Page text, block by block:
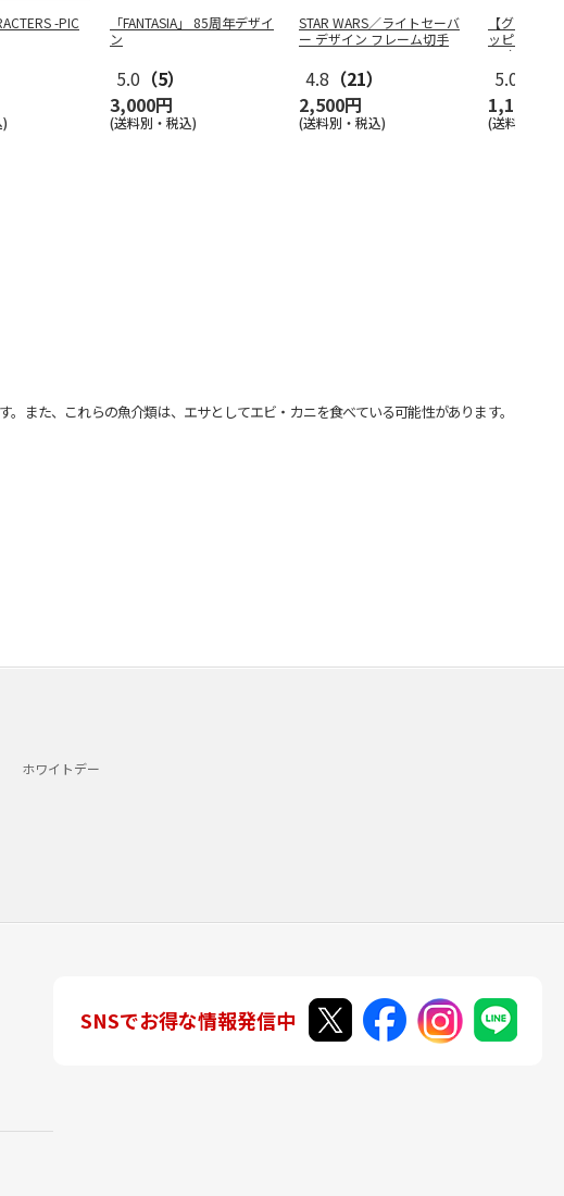
-PIC
「FANTASIA」 85周年デザイ
ン
5.0 （5）
3,000円
(送料別・税込)
STAR WARS／ライトセーバ
ー デザイン フレーム切手
4.8 （21）
2,500円
(送料別・税込)
【グリーテ
ッピーグリ
0円）
5.0
1,100円
(送料別)
また、これらの魚介類は、エサとしてエビ・カニを食べている可能性があります。
ホワイトデー
SNSでお得な情報発信中